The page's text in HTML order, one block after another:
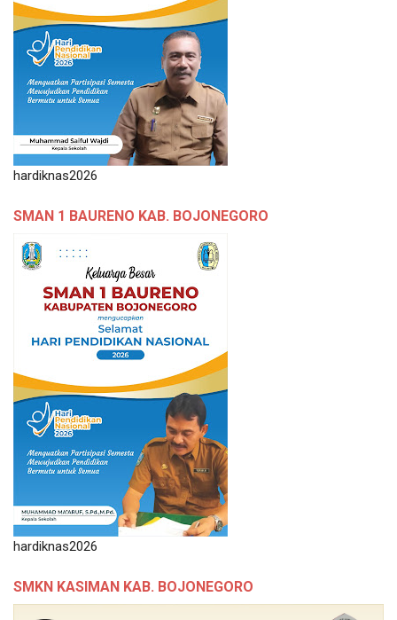
hardiknas2026
SMAN 1 BAURENO KAB. BOJONEGORO
hardiknas2026
SMKN KASIMAN KAB. BOJONEGORO